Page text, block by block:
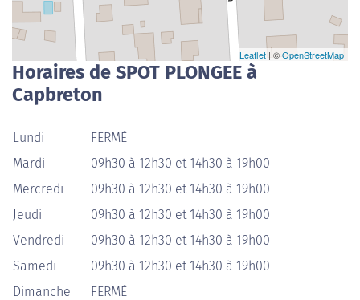
Leaflet | ©OpenStreetMap
Horaires de SPOT PLONGEE à
Capbreton
Lundi
FERMÉ
Mardi
09h30 à 12h30 et 14h30 à 19h00
Mercredi
09h30 à 12h30 et 14h30 à 19h00
Jeudi
09h30 à 12h30 et 14h30 à 19h00
Vendredi
09h30 à 12h30 et 14h30 à 19h00
Samedi
09h30 à 12h30 et 14h30 à 19h00
Dimanche
FERMÉ